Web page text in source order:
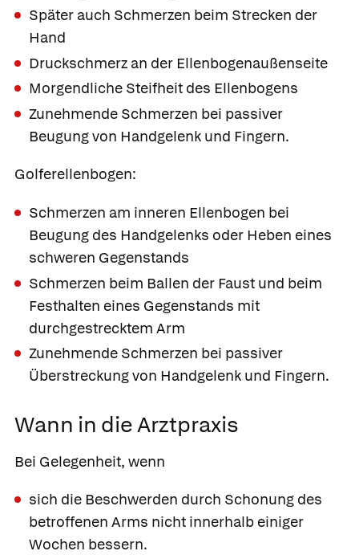
Später auch Schmerzen beim Strecken der
Hand
Druckschmerz an der Ellenbogenaußenseite
Morgendliche Steifheit des Ellenbogens
Zunehmende Schmerzen bei passiver
Beugung von Handgelenk und Fingern.
Golferellenbogen:
Schmerzen am inneren Ellenbogen bei
Beugung des Handgelenks oder Heben eines
schweren Gegenstands
Schmerzen beim Ballen der Faust und beim
Festhalten eines Gegenstands mit
durchgestrecktem Arm
Zunehmende Schmerzen bei passiver
Überstreckung von Handgelenk und Fingern.
Wann in die Arztpraxis
Bei Gelegenheit, wenn
sich die Beschwerden durch Schonung des
betroffenen Arms nicht innerhalb einiger
Wochen bessern.